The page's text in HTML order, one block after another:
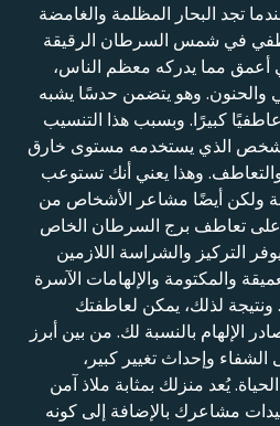
تجد البحار المظلمة والغامضة
في شمس السرطان الرقيقة
أعمق مما يدركه معظم الناس،
والحنون. وهو يتضمن حدسًا يشبه
كبيرًا. وبسبب هذا التنسيب
الذي يستخدمه مستوى خارق
وهذا يعني أنك تستوعب
أيضًا مشاعر الأشخاص من
تعاطف برج السرطان الخاص
التركيز والشراسة اللازمين
والمكتومة والإلهامات الآسرة
لذلك، يمكن لعاطفتك
الإلهام بالنسبة لك. من بين أبرز
وإحداث تغيير كبير،
يُعد منزلك بمثابة ملاذ آمن
مشاعرك بالإضافة إلى كونه